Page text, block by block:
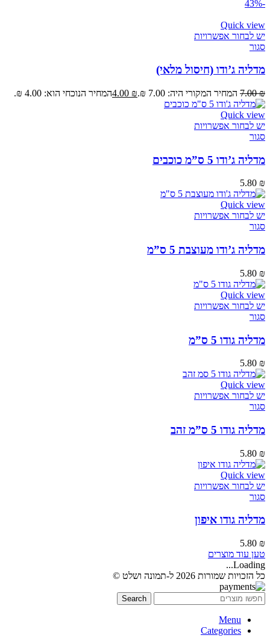
-43%
Quick view
יש לבחור אפשרויות
סגור
מדליה ג’ודו (חיסול מלאי)
7.00₪ המחיר המקורי היה: 7.00 ₪. 4.00 ₪ המחיר הנוכחי הוא: 4.00 ₪.
Quick view
יש לבחור אפשרויות
סגור
מדליה ג’ודו 5 ס”מ כוכבים
5.80 ₪
Quick view
יש לבחור אפשרויות
סגור
מדליה ג’ודו מעוצבת 5 ס”מ
5.80 ₪
Quick view
יש לבחור אפשרויות
סגור
מדליה גודו 5 ס”מ
5.80 ₪
Quick view
יש לבחור אפשרויות
סגור
מדליה גודו 5 ס”מ זהב
5.80 ₪
Quick view
יש לבחור אפשרויות
סגור
מדליה גודו איפון
5.80 ₪
טען עוד מוצרים
Loading...
כל הזכויות שמורות 2026 ל-תמונה ושלט ©
Search
Menu
Categories